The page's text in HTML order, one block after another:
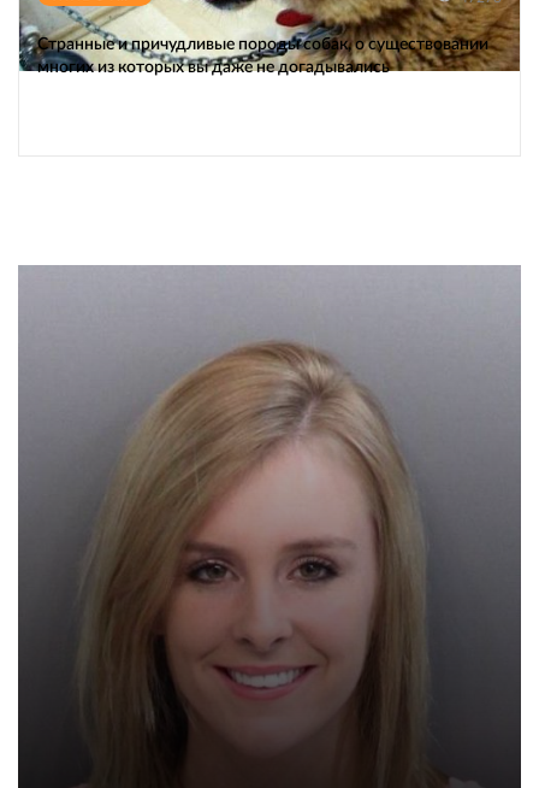
Странные и причудливые породы собак, о существовании
многих из которых вы даже не догадывались